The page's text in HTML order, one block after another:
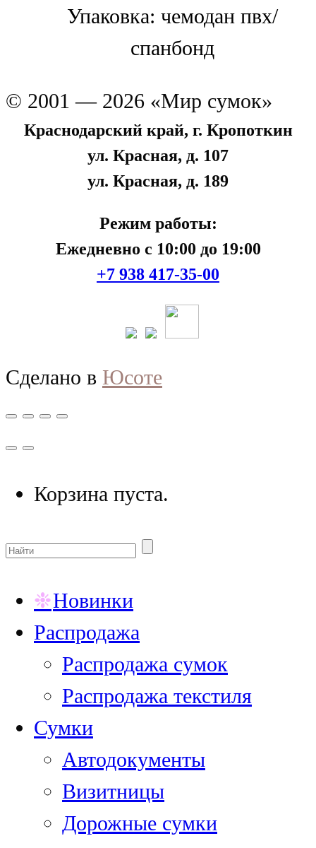
Упаковка: чемодан пвх/
спанбонд
© 2001 — 2026 «Мир сумок»
Краснодарский край, г. Кропоткин
ул. Красная, д. 107
ул. Красная, д. 189
Режим работы:
Ежедневно с 10:00 до 19:00
+7 938 417-35-00
Сделано в Юсоте
Корзина пуста.
Новинки
Распродажа
Распродажа сумок
Распродажа текстиля
Сумки
Автодокументы
Визитницы
Дорожные сумки